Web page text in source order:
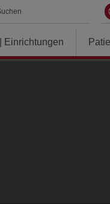
Einrichtungen